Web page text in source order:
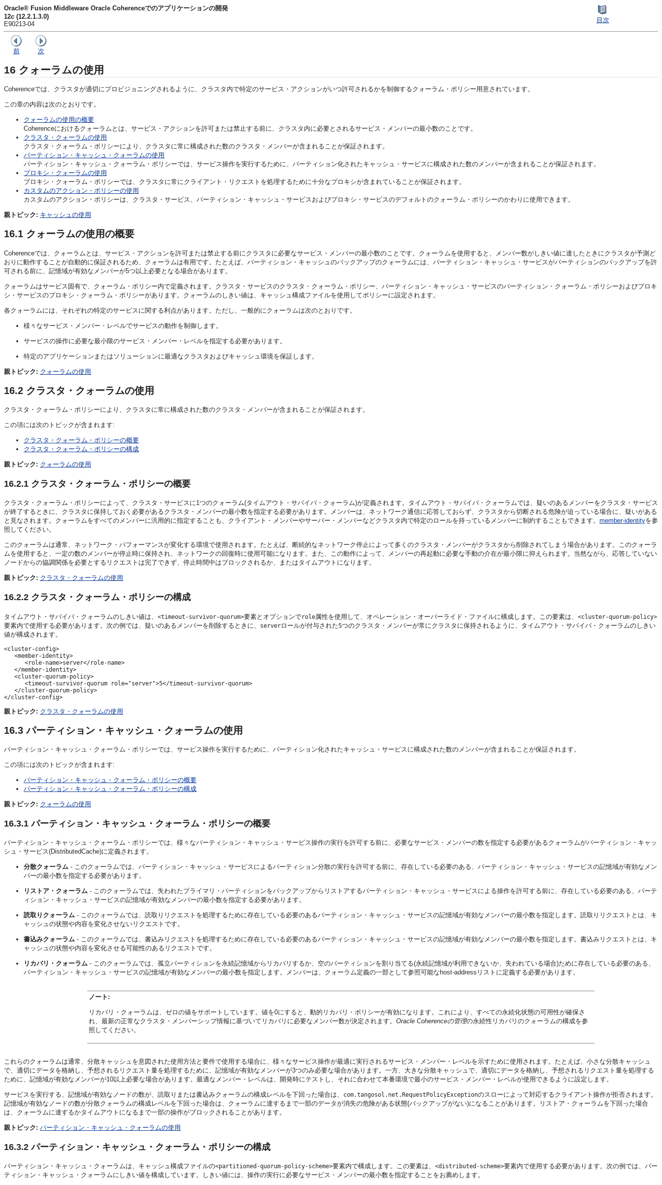
Oracle® Fusion Middleware Oracle Coherenceでのアプリケーションの開発
12c (12.2.1.3.0)
E90213-04
目次
前 次
16 クォーラムの使用
Coherenceでは、クラスタが適切にプロビジョニングされるように、クラスタ内で特定のサービス・アクションがいつ許可されるかを制御するクォーラム・ポリシー用意されています。
この章の内容は次のとおりです。
クォーラムの使用の概要
Coherenceにおけるクォーラムとは、サービス・アクションを許可または禁止する前に、クラスタ内に必要とされるサービス・メンバーの最小数のことです。
クラスタ・クォーラムの使用
クラスタ・クォーラム・ポリシーにより、クラスタに常に構成された数のクラスタ・メンバーが含まれることが保証されます。
パーティション・キャッシュ・クォーラムの使用
パーティション・キャッシュ・クォーラム・ポリシーでは、サービス操作を実行するために、パーティション化されたキャッシュ・サービスに構成された数のメンバーが含まれることが保証されます。
プロキシ・クォーラムの使用
プロキシ・クォーラム・ポリシーでは、クラスタに常にクライアント・リクエストを処理するために十分なプロキシが含まれていることが保証されます。
カスタムのアクション・ポリシーの使用
カスタムのアクション・ポリシーは、クラスタ・サービス、パーティション・キャッシュ・サービスおよびプロキシ・サービスのデフォルトのクォーラム・ポリシーのかわりに使用できます。
親トピック: キャッシュの使用
16.1 クォーラムの使用の概要
Coherenceでは、クォーラムとは、サービス・アクションを許可または禁止する前にクラスタに必要なサービス・メンバーの最小数のことです。 クォーラムを使用すると、メンバー数がしきい値に達したときにクラスタが予測ど
おりに動作することが自動的に保証されるため、クォーラムは有用です。たとえば、パーティション・キャッシュのバックアップのクォーラムには、パーティション・キャッシュ・サービスがパーティションのバックアップを許
可される前に、記憶域が有効なメンバーが5つ以上必要となる場合があります。
クォーラムはサービス固有で、クォーラム・ポリシー内で定義されます。クラスタ・サービスのクラスタ・クォーラム・ポリシー、パーティション・キャッシュ・サービスのパーティション・クォーラム・ポリシーおよびプロキ
シ・サービスのプロキシ・クォーラム・ポリシーがあります。クォーラムのしきい値は、キャッシュ構成ファイルを使用してポリシーに設定されます。
各クォーラムには、それぞれの特定のサービスに関する利点があります。ただし、一般的にクォーラムは次のとおりです。
様々なサービス・メンバー・レベルでサービスの動作を制御します。
サービスの操作に必要な最小限のサービス・メンバー・レベルを指定する必要があります。
特定のアプリケーションまたはソリューションに最適なクラスタおよびキャッシュ環境を保証します。
親トピック: クォーラムの使用
16.2 クラスタ・クォーラムの使用
クラスタ・クォーラム・ポリシーにより、クラスタに常に構成された数のクラスタ・メンバーが含まれることが保証されます。
この項には次のトピックが含まれます:
クラスタ・クォーラム・ポリシーの概要
クラスタ・クォーラム・ポリシーの構成
親トピック: クォーラムの使用
16.2.1 クラスタ・クォーラム・ポリシーの概要
クラスタ・クォーラム・ポリシーによって、クラスタ・サービスに1つのクォーラム(タイムアウト・サバイバ・クォーラム)が定義されます。タイムアウト・サバイバ・クォーラムでは、疑いのあるメンバーをクラスタ・サービス
が終了するときに、クラスタに保持しておく必要があるクラスタ・メンバーの最小数を指定する必要があります。メンバーは、ネットワーク通信に応答しておらず、クラスタから切断される危険が迫っている場合に、疑いがある
と見なされます。クォーラムをすべてのメンバーに汎用的に指定することも、クライアント・メンバーやサーバー・メンバーなどクラスタ内で特定のロールを持っているメンバーに制約することもできます。 member-identityを参
照してください。
このクォーラムは通常、ネットワーク・パフォーマンスが変化する環境で使用されます。たとえば、断続的なネットワーク停止によって多くのクラスタ・メンバーがクラスタから削除されてしまう場合があります。このクォーラ
ムを使用すると、一定の数のメンバーが停止時に保持され、ネットワークの回復時に使用可能になります。また、この動作によって、メンバーの再起動に必要な手動の介在が最小限に抑えられます。当然ながら、応答していない
ノードからの協調関係を必要とするリクエストは完了できず、停止時間中はブロックされるか、またはタイムアウトになります。
親トピック: クラスタ・クォーラムの使用
16.2.2 クラスタ・クォーラム・ポリシーの構成
タイムアウト・サバイバ・クォーラムのしきい値は、 <timeout-survivor-quorum>要素とオプションでrole属性を使用して、オペレーション・オーバーライド・ファイルに構成します。この要素は、 <cluster-quorum-policy>
要素内で使用する必要があります。次の例では、疑いのあるメンバーを削除するときに、 serverロールが付与された5つのクラスタ・メンバーが常にクラスタに保持されるように、タイムアウト・サバイバ・クォーラムのしきい
値が構成されます。
<cluster-config>
   <member-identity>
      <role-name>server</role-name>
   </member-identity>
   <cluster-quorum-policy>
      <timeout-survivor-quorum role="server">5</timeout-survivor-quorum>
   </cluster-quorum-policy>
親トピック: クラスタ・クォーラムの使用
16.3パーティション・キャッシュ・クォーラムの使用
パーティション・キャッシュ・クォーラム・ポリシーでは、サービス操作を実行するために、パーティション化されたキャッシュ・サービスに構成された数のメンバーが含まれることが保証されます。
この項には次のトピックが含まれます:
パーティション・キャッシュ・クォーラム・ポリシーの概要
パーティション・キャッシュ・クォーラム・ポリシーの構成
親トピック: クォーラムの使用
16.3.1パーティション・キャッシュ・クォーラム・ポリシーの概要
パーティション・キャッシュ・クォーラム・ポリシーでは、様々なパーティション・キャッシュ・サービス操作の実行を許可する前に、必要なサービス・メンバーの数を指定する必要があるクォーラムがパーティション・キャッ
シュ・サービス(DistributedCache)に定義されます。
分散クォーラム - このクォーラムでは、パーティション・キャッシュ・サービスによるパーティション分散の実行を許可する前に、存在している必要のある、パーティション・キャッシュ・サービスの記憶域が有効なメン
バーの最小数を指定する必要があります。
リストア・クォーラム - このクォーラムでは、失われたプライマリ・パーティションをバックアップからリストアするパーティション・キャッシュ・サービスによる操作を許可する前に、存在している必要のある、パーテ
ィション・キャッシュ・サービスの記憶域が有効なメンバーの最小数を指定する必要があります。
読取りクォーラム - このクォーラムでは、読取りリクエストを処理するために存在している必要のあるパーティション・キャッシュ・サービスの記憶域が有効なメンバーの最小数を指定します。読取りリクエストとは、キ
ャッシュの状態や内容を変化させないリクエストです。
書込みクォーラム - このクォーラムでは、書込みリクエストを処理するために存在している必要のあるパーティション・キャッシュ・サービスの記憶域が有効なメンバーの最小数を指定します。書込みリクエストとは、キ
ャッシュの状態や内容を変化させる可能性のあるリクエストです。
リカバリ・クォーラム - このクォーラムでは、孤立パーティションを永続記憶域からリカバリするか、空のパーティションを割り当てる(永続記憶域が利用できないか、失われている場合)ために存在している必要のある、
パーティション・キャッシュ・サービスの記憶域が有効なメンバーの最小数を指定します。メンバーは、クォーラム定義の一部として参照可能なhost-addressリストに定義する必要があります。
ノート:
リカバリ・クォーラムは、ゼロの値をサポートしています。値を0にすると、動的リカバリ・ポリシーが有効になります。これにより、すべての永続化状態の可用性が確保さ
れ、最新の正常なクラスタ・メンバーシップ情報に基づいてリカバリに必要なメンバー数が決定されます。Oracle Coherenceの管理の永続性リカバリのクォーラムの構成を参
照してください。
これらのクォーラムは通常、分散キャッシュを意図された使用方法と要件で使用する場合に、様々なサービス操作が最適に実行されるサービス・メンバー・レベルを示すために使用されます。たとえば、小さな分散キャッシュ
で、適切にデータを格納し、予想されるリクエスト量を処理するために、記憶域が有効なメンバーが3つのみ必要な場合があります。一方、大きな分散キャッシュで、適切にデータを格納し、予想されるリクエスト量を処理する
ために、記憶域が有効なメンバーが10以上必要な場合があります。最適なメンバー・レベルは、開発時にテストし、それに合わせて本番環境で最小のサービス・メンバー・レベルが使用できるように設定します。
サービスを実行する、記憶域が有効なノードの数が、読取りまたは書込みクォーラムの構成レベルを下回った場合は、 com.tangosol.net.RequestPolicyExceptionのスローによって対応するクライアント操作が拒否されます。
記憶域が有効なノードの数が分散クォーラムの構成レベルを下回った場合は、クォーラムに達するまで一部のデータが消失の危険がある状態(バックアップがない)になることがあります。リストア・クォーラムを下回った場合
は、クォーラムに達するかタイムアウトになるまで一部の操作がブロックされることがあります。
親トピック: パーティション・キャッシュ・クォーラムの使用
16.3.2パーティション・キャッシュ・クォーラム・ポリシーの構成
パーティション・キャッシュ・クォーラムは、キャッシュ構成ファイルの<partitioned-quorum-policy-scheme>要素内で構成します。この要素は、 <distributed-scheme>要素内で使用する必要があります。次の例では、パー
ティション・キャッシュ・クォーラムにしきい値を構成しています。しきい値には、操作の実行に必要なサービス・メンバーの最小数を指定することをお薦めします。